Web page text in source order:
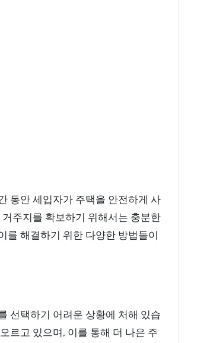
동안 세입자가 주택을 안전하게 사
주지를 확보하기 위해서는 충분한
를 해결하기 위한 다양한 방법들이
선택하기 어려운 상황에 처해 있습
르고 있으며, 이를 통해 더 나은 주